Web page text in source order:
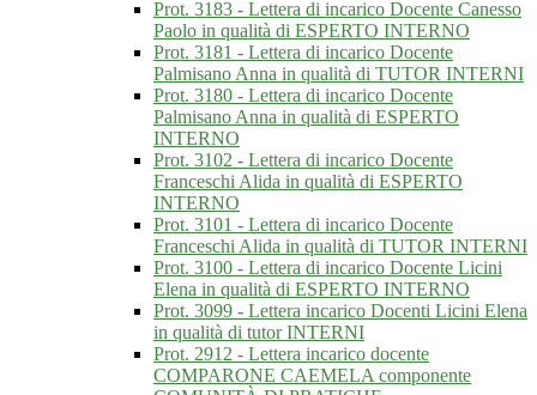
Prot. 3183 - Lettera di incarico Docente Canesso
Paolo in qualità di ESPERTO INTERNO
Prot. 3181 - Lettera di incarico Docente
Palmisano Anna in qualità di TUTOR INTERNI
Prot. 3180 - Lettera di incarico Docente
Palmisano Anna in qualità di ESPERTO
INTERNO
Prot. 3102 - Lettera di incarico Docente
Franceschi Alida in qualità di ESPERTO
INTERNO
Prot. 3101 - Lettera di incarico Docente
Franceschi Alida in qualità di TUTOR INTERNI
Prot. 3100 - Lettera di incarico Docente Licini
Elena in qualità di ESPERTO INTERNO
Prot. 3099 - Lettera incarico Docenti Licini Elena
in qualità di tutor INTERNI
Prot. 2912 - Lettera incarico docente
COMPARONE CAEMELA componente